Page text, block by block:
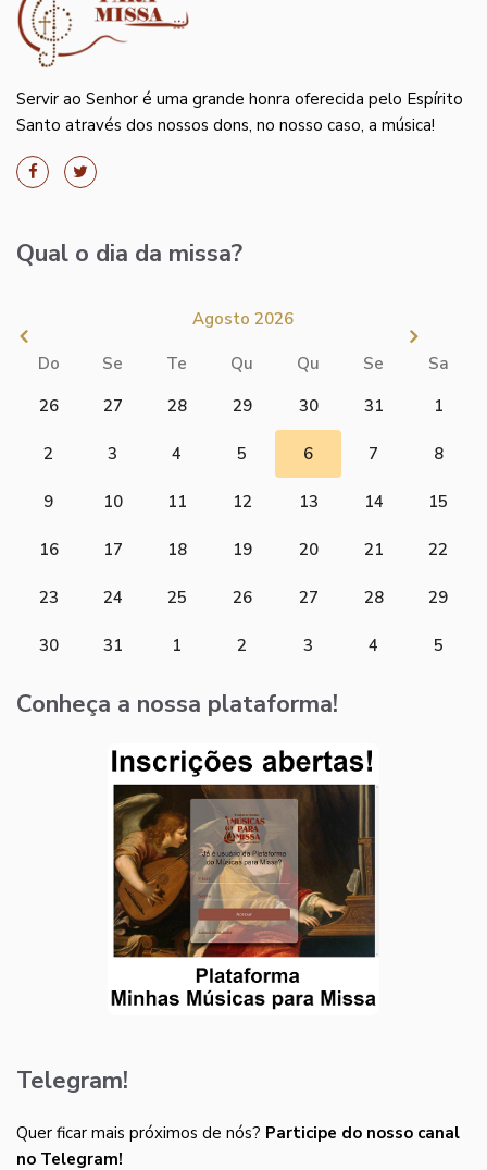
Servir ao Senhor é uma grande honra oferecida pelo Espírito
Santo através dos nossos dons, no nosso caso, a música!
Qual o dia da missa?
Agosto 2026
Do Se Te Qu Qu Se
Sa
26
27 28 29 30 31 1
2 3 4 5 6 7 8
9 10 11 12 13 14 15
16 17 18 19 20 21 22
23 24 25 26 27 28 29
30 31 1 2 3 4 5
Conheça a nossa plataforma!
Telegram!
Quer ficar mais próximos de nós? Participe do nosso canal
no Telegram!